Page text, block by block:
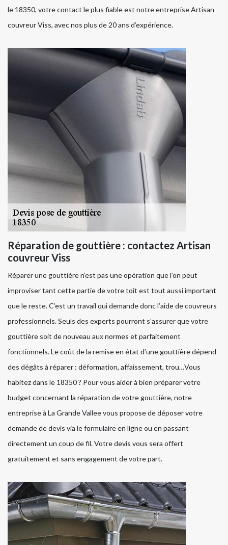
le 18350, votre contact le plus fiable est notre entreprise Artisan
couvreur Viss, avec nos plus de 20 ans d’expérience.
Réparation de gouttière : contactez Artisan
couvreur Viss
Réparer une gouttière n’est pas une opération que l’on peut
improviser tant cette partie de votre toit est tout aussi important
que le reste. C’est un travail qui demande donc l’aide de couvreurs
professionnels. Seuls des experts pourront s’assurer que votre
gouttière soit de nouveau aux normes et parfaitement
fonctionnels. Le coût de la remise en état d’une gouttière dépend
des dégâts à réparer : déformation, affaissement, trou…Vous
habitez dans le 18350 ? Pour vous aider à bien préparer votre
budget concernant la réparation de votre gouttière, notre
entreprise à La Grande Vallee vous propose de déposer votre
demande de devis via le formulaire en ligne ou en passant
directement un coup de fil. Votre devis vous sera offert
gratuitement et sans engagement de votre part.